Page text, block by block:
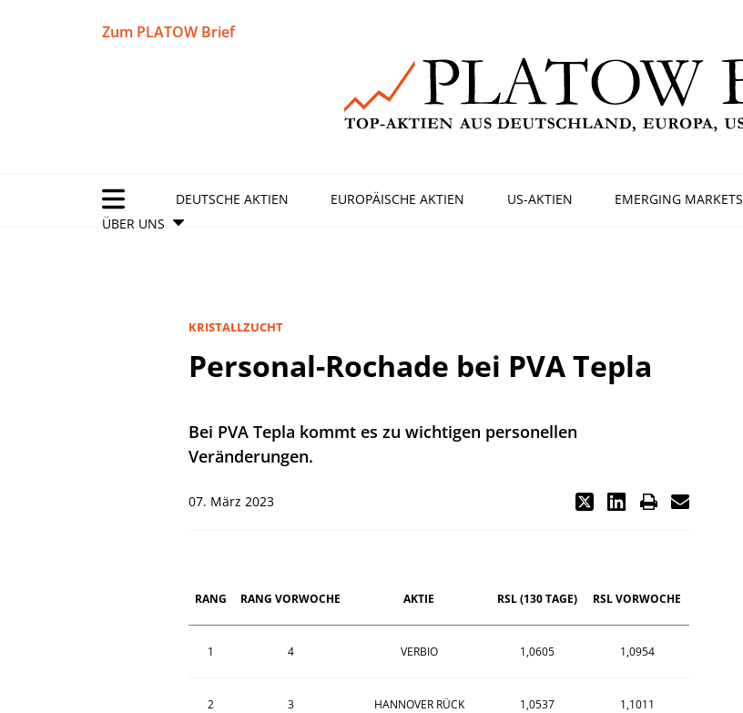
Zum PLATOW Brief
DEUTSCHE AKTIEN EUROPÄISCHE AKTIEN US-AKTIEN EMERGING MARKETS
ÜBER UNS
KRISTALLZUCHT
Personal-Rochade bei PVA Tepla
Bei PVA Tepla kommt es zu wichtigen personellen
Veränderungen.
07. März 2023
RANG RANG VORWOCHE AKTIE RSL (130 TAGE) RSL VORWOCHE
1 4 VERBIO 1,0605 1,0954
2 3 HANNOVER RÜCK 1,0537 1,1011